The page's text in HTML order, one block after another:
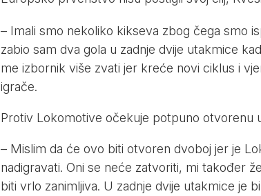
– Imali smo nekoliko kikseva zbog čega smo
zabio sam dva gola u zadnje dvije utakmice
me izbornik više zvati jer kreće novi ciklus i
igrače.
Protiv Lokomotive očekuje potpuno otvorenu
– Mislim da će ovo biti otvoren dvoboj jer je
nadigravati. Oni se neće zatvoriti, mi također
biti vrlo zanimljiva. U zadnje dvije utakmice je